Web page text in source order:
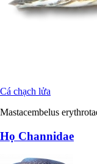
Cá chạch lửa
Mastacembelus
Họ Channidae